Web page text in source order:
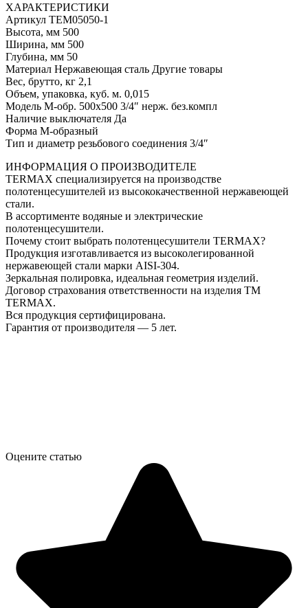
ХАРАКТЕРИСТИКИ
Артикул TEM05050-1
Высота, мм 500
Ширина, мм 500
Глубина, мм 50
Материал Нержавеющая сталь Другие товары
Вес, брутто, кг 2,1
Объем, упаковка, куб. м. 0,015
Модель M-обр. 500х500 3/4″ нерж. без.компл
Наличие выключателя Да
Форма М-образный
Тип и диаметр резьбового соединения 3/4″
ИНФОРМАЦИЯ О ПРОИЗВОДИТЕЛЕ
TERMAX специализируется на производстве
полотенцесушителей из высококачественной нержавеющей
стали.
В ассортименте водяные и электрические
полотенцесушители.
Почему стоит выбрать полотенцесушители TERMAX?
Продукция изготавливается из высоколегированной
нержавеющей стали марки AISI-304.
Зеркальная полировка, идеальная геометрия изделий.
Договор страхования ответственности на изделия ТМ
TERMAX.
Вся продукция сертифицирована.
Гарантия от производителя — 5 лет.
Оцените статью